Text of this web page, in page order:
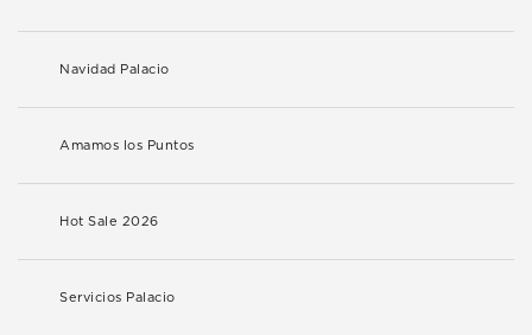
Navidad Palacio
Amamos los Puntos
Hot Sale 2026
Servicios Palacio